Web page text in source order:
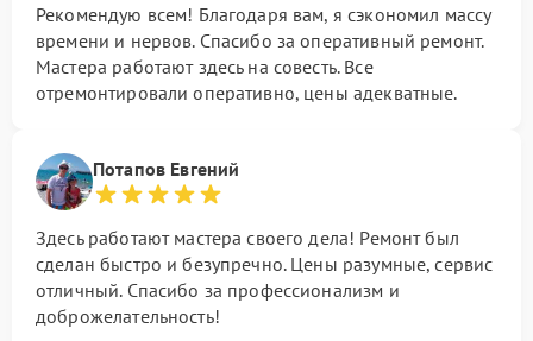
Рекомендую всем! Благодаря вам, я сэкономил массу
времени и нервов. Спасибо за оперативный ремонт.
Мастера работают здесь на совесть. Все
отремонтировали оперативно, цены адекватные.
Потапов Евгений
Здесь работают мастера своего дела! Ремонт был
сделан быстро и безупречно. Цены разумные, сервис
отличный. Спасибо за профессионализм и
доброжелательность!